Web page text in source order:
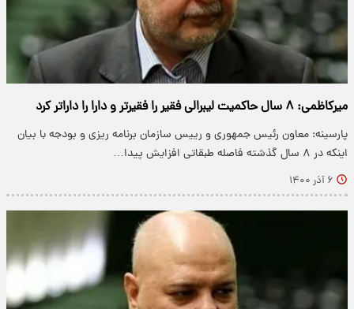
میرکاظمی: ۸ سال حاکمیت لیبرالی فقیر را فقیرتر و دارا را داراتر کرد
پارسینه: معاون رئیس جمهوری و رییس سازمان برنامه ریزی و بودجه با بیان
اینکه در ۸ سال گذشته فاصله طبقاتی افزایش پیدا…
۶ آذر ۱۴۰۰